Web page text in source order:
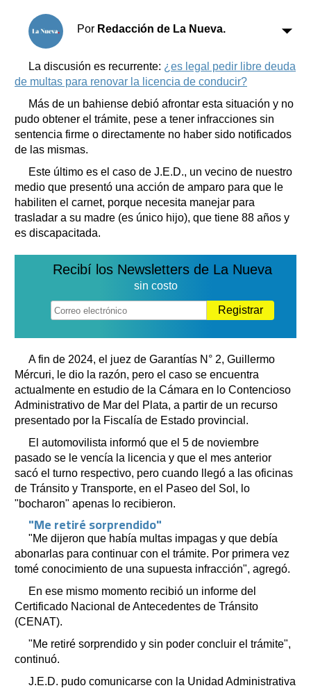
Horóscopo
Suplementos
Servicios
Farmacias
Transportes
Loterías
Datos Útiles
Fúnebres
Teléfonos de urgencia
Por Redacción de La Nueva.
La discusión es recurrente: ¿es legal pedir libre deuda
de multas para renovar la licencia de conducir?
Más de un bahiense debió afrontar esta situación y no
pudo obtener el trámite, pese a tener infracciones sin
sentencia firme o directamente no haber sido notificados
de las mismas.
Este último es el caso de J.E.D., un vecino de nuestro
medio que presentó una acción de amparo para que le
habiliten el carnet, porque necesita manejar para
trasladar a su madre (es único hijo), que tiene 88 años y
es discapacitada.
Recibí los Newsletters de La Nueva
sin costo
Registrar
A fin de 2024, el juez de Garantías N° 2, Guillermo
Mércuri, le dio la razón, pero el caso se encuentra
actualmente en estudio de la Cámara en lo Contencioso
Administrativo de Mar del Plata, a partir de un recurso
presentado por la Fiscalía de Estado provincial.
El automovilista informó que el 5 de noviembre
pasado se le vencía la licencia y que el mes anterior
sacó el turno respectivo, pero cuando llegó a las oficinas
de Tránsito y Transporte, en el Paseo del Sol, lo
"bocharon" apenas lo recibieron.
"Me retiré sorprendido"
"Me dijeron que había multas impagas y que debía
abonarlas para continuar con el trámite. Por primera vez
tomé conocimiento de una supuesta infracción", agregó.
En ese mismo momento recibió un informe del
Certificado Nacional de Antecedentes de Tránsito
(CENAT).
"Me retiré sorprendido y sin poder concluir el trámite",
continuó.
J.E.D. pudo comunicarse con la Unidad Administrativa